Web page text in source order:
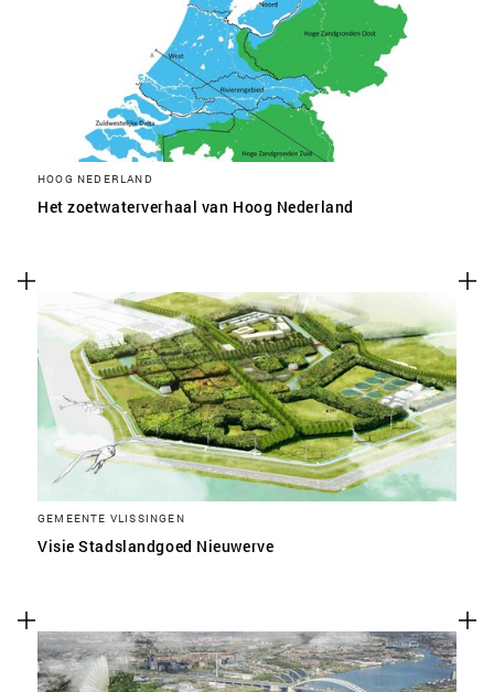
HOOG NEDERLAND
Het zoetwaterverhaal van Hoog Nederland
GEMEENTE VLISSINGEN
Visie Stadslandgoed Nieuwerve